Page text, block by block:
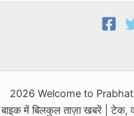
2026 Welcome to Prabhat
बाइक में बिलकुल ताज़ा खबरें | टेक,